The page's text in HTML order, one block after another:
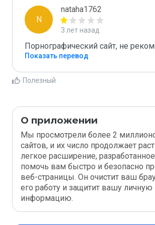
N
nataha1762
3 лет назад
Порнографический сайт, не
Показать перевод
Полезный
О приложении
Мы просмотрели более 2
сайтов, и их число продолжает
легкое расширение,
помочь вам быстро и безопасно
веб-страницы. Он очистит ваш
его работу и защитит вашу личную
информацию.